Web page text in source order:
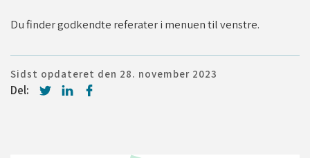
Du finder godkendte referater i menuen til venstre.
Sidst opdateret den 28. november 2023
Del: